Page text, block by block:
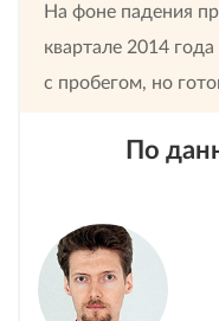
На фоне падения
квартале 2014
с пробегом, но
По